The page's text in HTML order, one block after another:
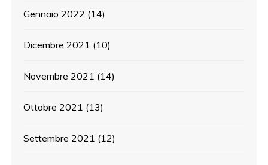
Gennaio 2022 (14)
Dicembre 2021 (10)
Novembre 2021 (14)
Ottobre 2021 (13)
Settembre 2021 (12)